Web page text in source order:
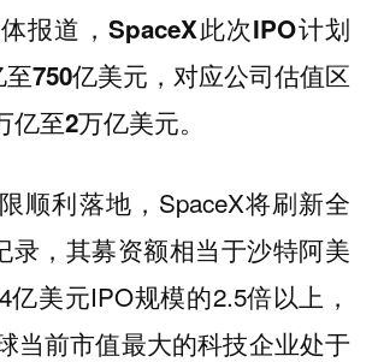
报道，SpaceX此次IPO计划
750亿美元，对应公司估值区
至2万亿美元。
顺利落地，SpaceX将刷新全
录，其募资额相当于沙特阿美
亿美元IPO规模的2.5倍以上，
当前市值最大的科技企业处于